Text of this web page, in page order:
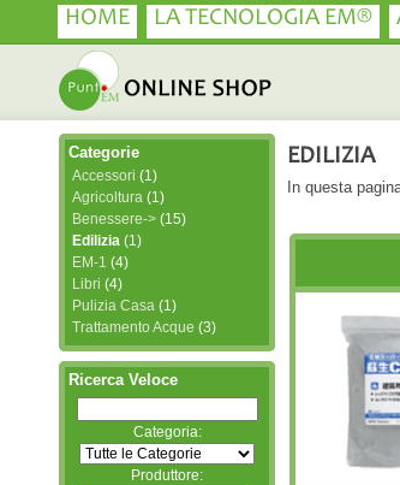
HOME LA TECNOLOGIA EM®
EDILIZIA
In questa
Categorie
Accessori (1)
Agricoltura (1)
Benessere-> (15)
Edilizia (1)
EM-1 (4)
Libri (4)
Pulizia Casa (1)
Trattamento Acque (3)
Ricerca Veloce
Categoria:
Produttore: